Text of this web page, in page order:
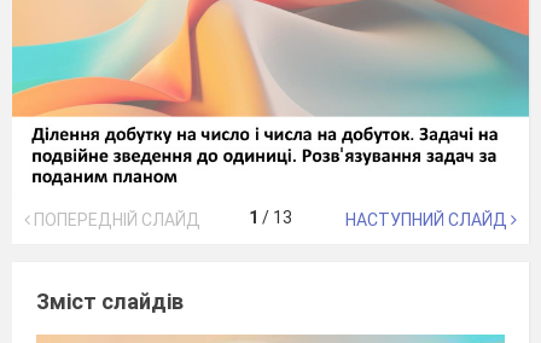
ПОПЕРЕДНІЙ СЛАЙД 1 / 13 НАСТУПНИЙ СЛАЙД
Зміст слайдів